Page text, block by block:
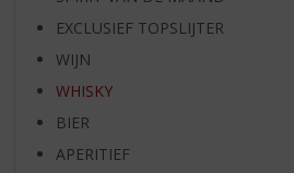
EXCLUSIEF TOPSLIJTER
WIJN
WHISKY
BIER
APERITIEF